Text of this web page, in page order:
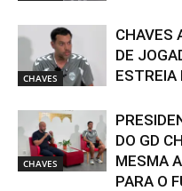
CHAVES
CHAVES
DE
ESTREIA
CHAVES
DO GD
MESMA
PARA O